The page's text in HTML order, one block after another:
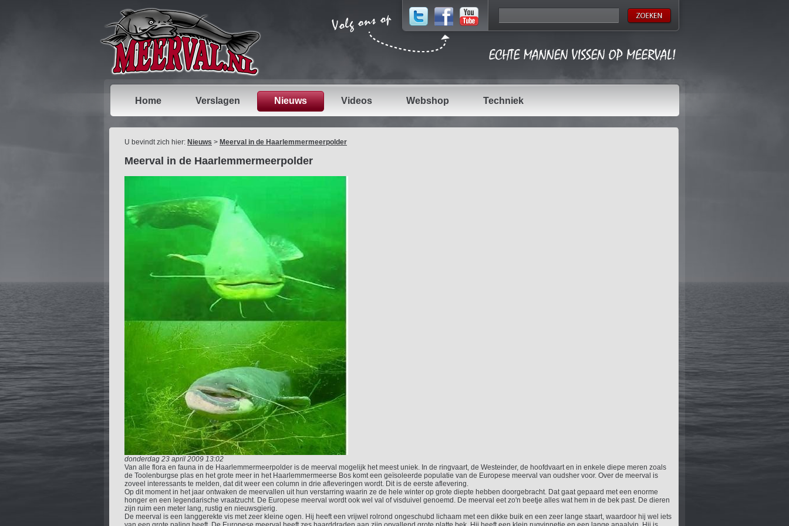
Home Verslagen Nieuws Videos Webshop Techniek
U bevindt zich hier: Nieuws > Meerval in de Haarlemmermeerpolder
Meerval in de Haarlemmermeerpolder
donderdag 23 april 2009 13:02
Van alle flora en fauna in de Haarlemmermeerpolder is de meerval mogelijk het meest uniek. In de ringvaart, de Westeinder, de hoofdvaart en in enkele diepe meren zoals
de Toolenburgse plas en het grote meer in het Haarlemmermeerse Bos komt een geïsoleerde populatie van de Europese meerval van oudsher voor. Over de meerval is
zoveel interessants te melden, dat dit weer een column in drie afleveringen wordt. Dit is de eerste aflevering.
Op dit moment in het jaar ontwaken de meervallen uit hun verstarring waarin ze de hele winter op grote diepte hebben doorgebracht. Dat gaat gepaard met een enorme
honger en een legendarische vraatzucht. De Europese meerval wordt ook wel val of visduivel genoemd. De meerval eet zo'n beetje alles wat hem in de bek past. De dieren
zijn ruim een meter lang, rustig en nieuwsgierig.
De meerval is een langgerekte vis met zeer kleine ogen. Hij heeft een vrijwel rolrond ongeschubd lichaam met een dikke buik en een zeer lange staart, waardoor hij wel iets